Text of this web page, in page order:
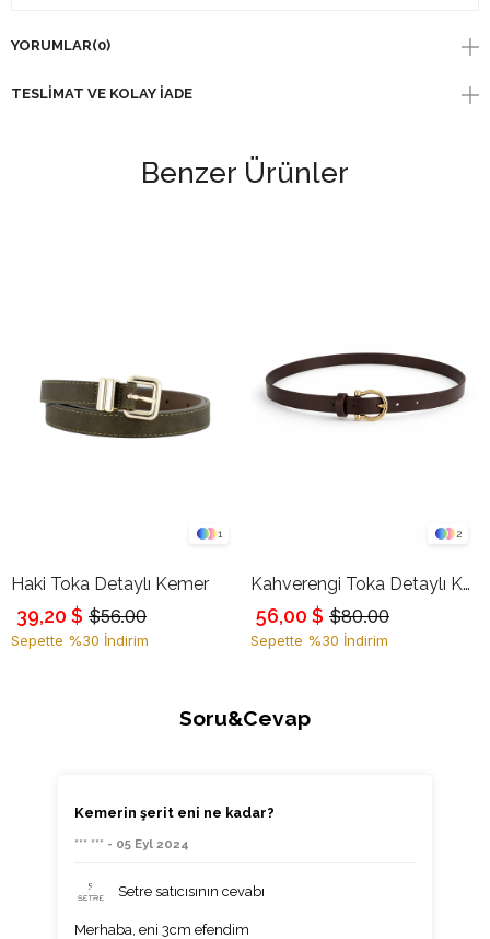
YORUMLAR(0)
TESLIMAT VE KOLAY İADE
Benzer Ürünler
1
Haki Toka Detaylı Kemer
$56.00
39,20 $
Sepette %30 İndirim
2
Kahverengi Toka Detaylı Kemer
$80.00
56,00 $
Sepette %30 İndirim
Soru&Cevap
Kemerin şerit eni ne kadar?
*** *** - 05 Eyl 2024
Setre satıcısının cevabı
Merhaba, eni 3cm efendim